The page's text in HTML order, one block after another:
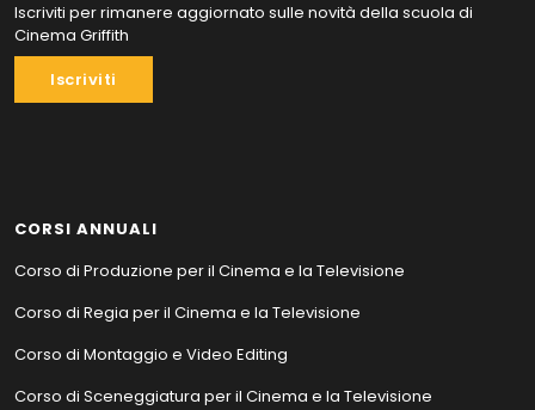
Iscriviti per rimanere aggiornato sulle novità della scuola di
Cinema Griffith
Iscriviti
CORSI ANNUALI
Corso di Produzione per il Cinema e la Televisione
Corso di Regia per il Cinema e la Televisione
Corso di Montaggio e Video Editing
Corso di Sceneggiatura per il Cinema e la Televisione